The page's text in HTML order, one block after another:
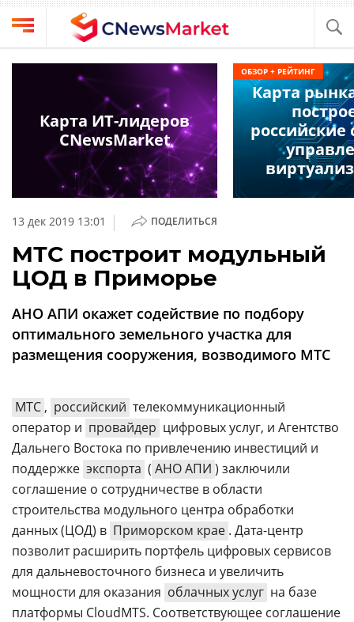
Выбрать
провайдера
Компании
обзоры
кабинет
О
CNews
Аналитика
Техника
ТВ
Об
издании
Реклама
Вакансии
Контакты
Max
Telegram
Дзен
VK
Rutube
CNews
Конференции
Техника
13 дек 2019 13:01 | ПОДЕЛИТЬСЯ
МТС построит модульный
ЦОД в Приморье
АНО АПИ окажет содействие по подбору
оптимального земельного участка для
размещения сооружения, возводимого МТС
МТС , российский телекоммуникационный
оператор и провайдер цифровых услуг, и Агентство
Дальнего Востока по привлечению инвестиций и
поддержке экспорта ( АНО АПИ ) заключили
соглашение о сотрудничестве в области
строительства модульного центра обработки
данных (ЦОД) в Приморском крае . Дата-центр
позволит расширить портфель цифровых сервисов
для дальневосточного бизнеса и увеличить
мощности для оказания облачных услуг на базе
платформы CloudMTS. Соответствующее соглашение
Карта ИТ-лидеров
CNewsMarket
Карта
российские
ОБЗОР + РЕЙТИНГ